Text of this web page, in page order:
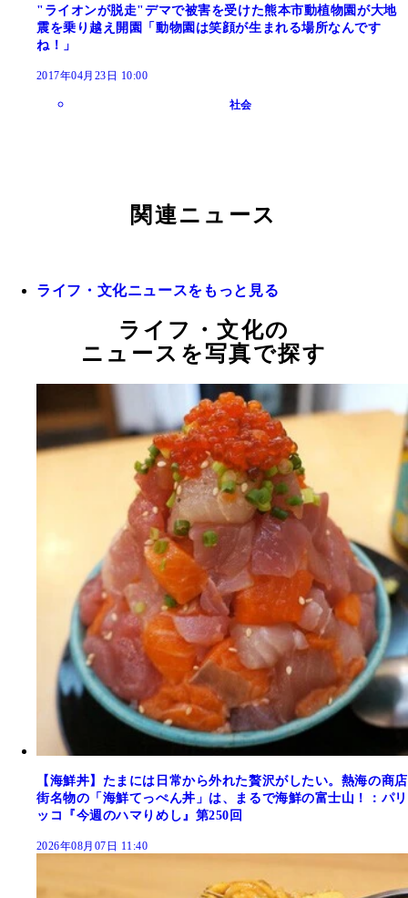
"ライオンが脱走"デマで被害を受けた熊本市動植物園が大地
震を乗り越え開園「動物園は笑顔が生まれる場所なんです
ね！」
2017年04月23日 10:00
社会
関連ニュース
ライフ・文化ニュースをもっと見る
ライフ・文化の
ニュースを写真で探す
【海鮮丼】たまには日常から外れた贅沢がしたい。熱海の商店
街名物の「海鮮てっぺん丼」は、まるで海鮮の富士山！：パリ
ッコ『今週のハマりめし』第250回
2026年08月07日 11:40